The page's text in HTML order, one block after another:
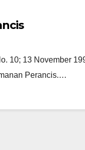
10; 13 November
Perancis.…